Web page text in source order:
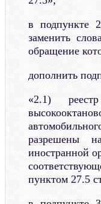
в подпункте
заменить
обращение
дополнить
«2.1)
разрешены
иностранной
пунктом 27.5